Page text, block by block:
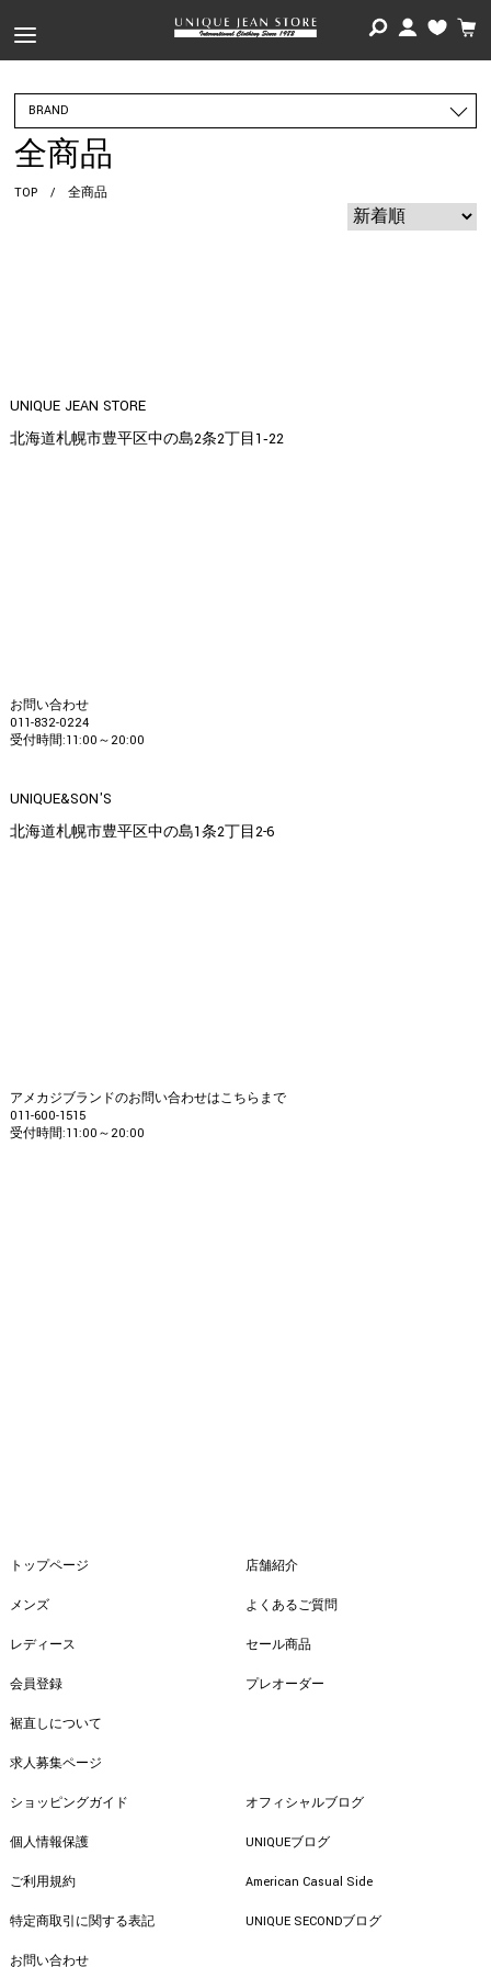
BRAND
全商品
TOP / 全商品
UNIQUE JEAN STORE
北海道札幌市豊平区中の島2条2丁目1‐22
お問い合わせ
011-832-0224
受付時間:11:00～20:00
UNIQUE&SON'S
北海道札幌市豊平区中の島1条2丁目2-6
アメカジブランドのお問い合わせはこちらまで
011-600-1515
受付時間:11:00～20:00
トップページ
メンズ
レディース
会員登録
裾直しについて
求人募集ページ
店舗紹介
よくあるご質問
セール商品
プレオーダー
ショッピングガイド
個人情報保護
ご利用規約
特定商取引に関する表記
お問い合わせ
オフィシャルブログ
UNIQUEブログ
American Casual Side
UNIQUE SECONDブログ